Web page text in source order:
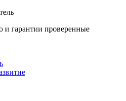
и гарантии проверенные